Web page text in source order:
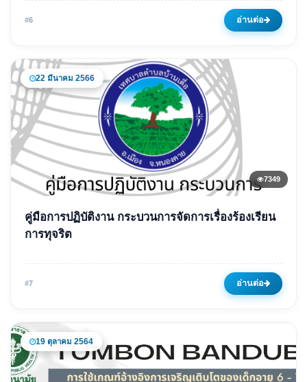
09 มกราคม 2566
#6 อ่านต่อ
22 มีนาคม 2566
7349
คู่มือการปฏิบัติงาน กระบวนการ
จัดการเรื่องร้องเรียนการทุจริต
22 มีนาคม 2566
คู่มือการปฏิบัติงาน กระบวนการจัดการเรื่องร้องเรียน
การทุจริต
#7 อ่านต่อ
19 ตุลาคม 2564